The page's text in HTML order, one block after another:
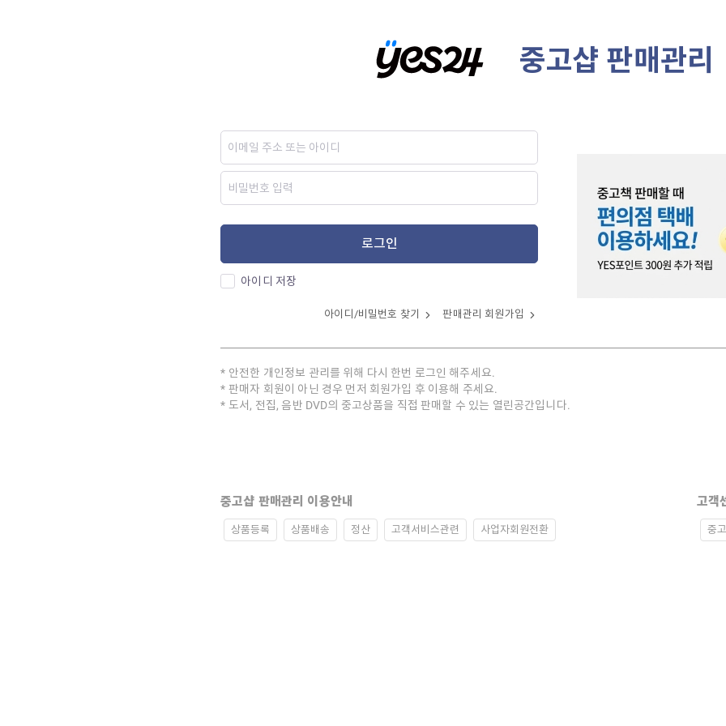
중고샵 판매관리
로그인
아이디 저장
아이디/비밀번호 찾기 판매관리 회원가입
안전한 개인정보 관리를 위해 다시 한번 로그인 해주세요.
판매자 회원이 아닌 경우 먼저 회원가입 후 이용해 주세요.
도서, 전집, 음반 DVD의 중고상품을 직접 판매할 수 있는 열린공간입니다.
중고샵 판매관리 이용안내
상품등록 상품배송 정산 고객서비스관련 사업자회원전환
고객
중